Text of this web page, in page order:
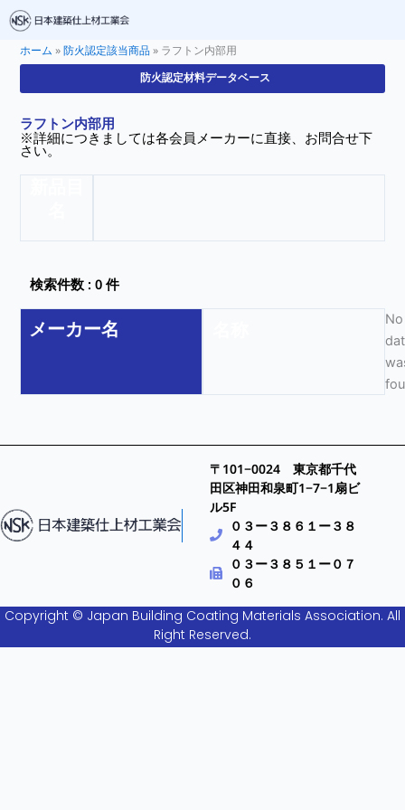
ホーム »防火認定該当商品» ラフトン内部用
防火認定材料データベース
ラフトン内部用
※詳細につきましては各会員メーカーに直接、お問合せ下
さい。
検索件数 : 0 件
メーカー名
No
〒101−0024 東京都千代
田区神田和泉町1−7−1扇ビ
ル5F
０３ー３８６１ー３８
４４
０３ー３８５１ー０７
０６
Copyright © Japan Building Coating Materials Association. All
Right Reserved.